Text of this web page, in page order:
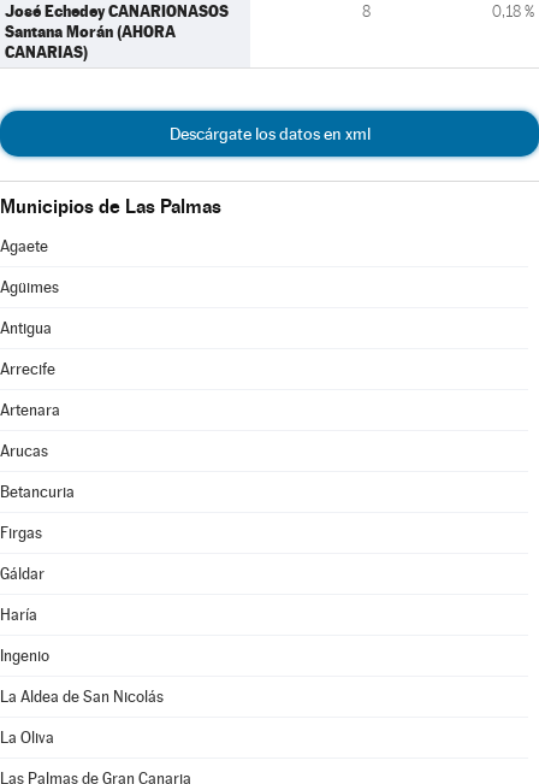
José Echedey CANARIONASOS
Santana Morán (AHORA
CANARIAS)
8 0,18 %
Descárgate los datos en xml
Municipios de Las Palmas
Agaete
Agüimes
Antigua
Arrecife
Artenara
Arucas
Betancuria
Firgas
Gáldar
Haría
Ingenio
La Aldea de San Nicolás
La Oliva
Las Palmas de Gran Canaria